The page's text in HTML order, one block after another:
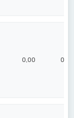
0,00 0,00